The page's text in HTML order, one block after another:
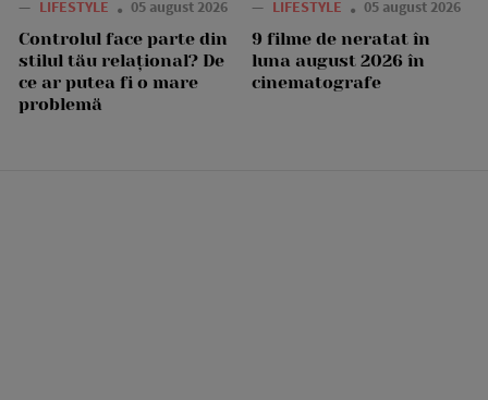
— LIFESTYLE 05 august 2026
Controlul face parte din
stilul tău relațional? De
ce ar putea fi o mare
problemă
— LIFESTYLE 05 august 2026
9 filme de neratat în
luna august 2026 în
cinematografe